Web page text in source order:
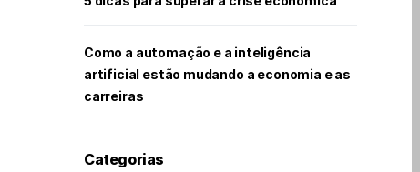
Como a automação e a inteligência
artificial estão mudando a economia e as
carreiras
Categorias